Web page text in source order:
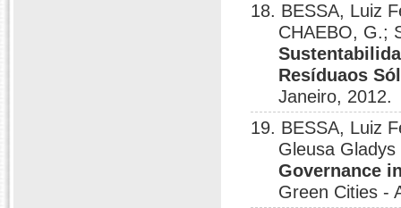
18. BESSA, Luiz
CHAEBO, G.;
Resíduaos
Janeiro, 2012.
19. BESSA, Luiz
Gleusa
Governance
Green Cities -